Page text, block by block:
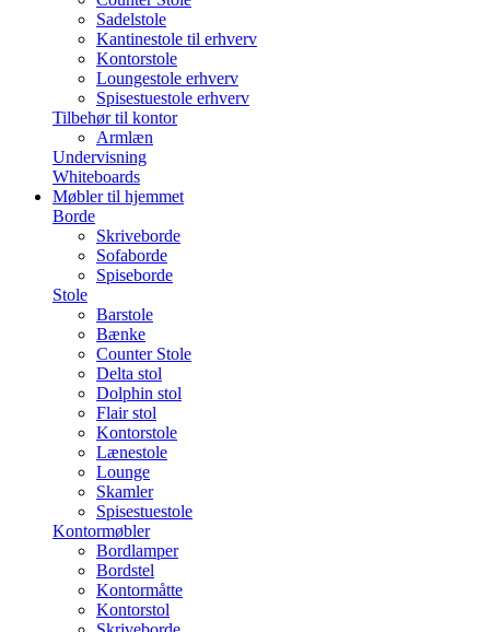
Sadelstole
Kantinestole til erhverv
Kontorstole
Loungestole erhverv
Spisestuestole erhverv
Tilbehør til kontor
Armlæn
Undervisning
Whiteboards
Møbler til hjemmet
Borde
Skriveborde
Sofaborde
Spiseborde
Stole
Barstole
Bænke
Counter Stole
Delta stol
Dolphin stol
Flair stol
Kontorstole
Lænestole
Lounge
Skamler
Spisestuestole
Kontormøbler
Bordlamper
Bordstel
Kontormåtte
Kontorstol